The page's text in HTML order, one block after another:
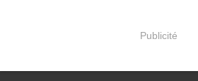
Publicité